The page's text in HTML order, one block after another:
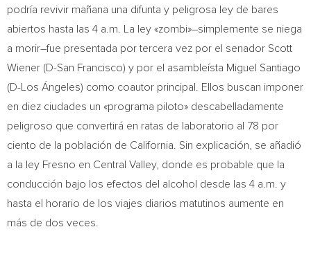
podría revivir mañana una difunta y peligrosa ley de bares
abiertos hasta las 4 a.m.
La ley «zombi»–simplemente se niega
a morir–fue presentada por tercera vez por el senador Scott
Wiener (D-San Francisco) y por el asambleísta Miguel Santiago
(D-Los Ángeles) como coautor principal. Ellos buscan imponer
en diez ciudades un «programa piloto» descabelladamente
peligroso que convertirá en ratas de laboratorio al 78 por
ciento de la población de California . Sin explicación, se añadió
a la ley Fresno en Central Valley, donde es probable que la
conducción bajo los efectos del alcohol desde las 4 a.m. y
hasta el horario de los viajes diarios matutinos aumente en
más de dos veces.